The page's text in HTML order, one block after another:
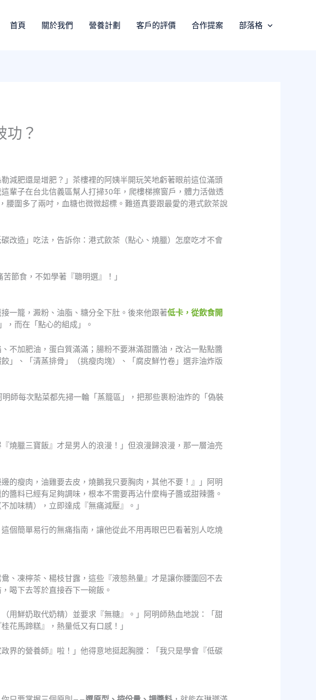
首頁 關於我們 營養計劃 客戶的評價 合作提案 部落格
？
減肥還是增肥？」茶樓裡的阿姨半開玩笑地虧著眼前這位滿頭
輩子在台北信義區幫人打掃30年，爬樓梯擦窗戶，體力活做透
圍多了兩吋，血糖也微微超標。難道真要跟最愛的港式飲茶說
改造」吃法，告訴你：港式飲茶（點心、燒臘）怎麼吃才不會
節食，不如學著『聰明選』！」
一籠，澱粉、油脂、糖分全下肚。後來他跟著低卡，從飲食開
而在「點心的組成」。
不加肥油，蛋白質滿滿；腸粉不要淋滿甜醬油，改沾一點點醬
」、「清蒸排骨」（挑瘦肉塊）、「腐皮鮮竹卷」選非油炸版
師每次點菜都先掃一輪「蒸籠區」，把那些裹粉油炸的「偽裝
燒臘三寶飯』才是男人的浪漫！」但浪漫歸浪漫，那一層油亮
的瘦肉，油雞要去皮，燒鵝我只要胸肉，其他不要！』」阿明
醬料已經有足夠調味，根本不需要再沾什麼梅子醬或甜辣醬。
加味精），立即達成『無痛減壓』。」
個簡單易行的無痛指南，讓他從此不用再眼巴巴看著別人吃燒
、凍檸茶、楊枝甘露，這些『液態熱量』才是讓你腰圍回不去
喝下去等於直接吞下一碗飯。
用鮮奶取代奶精）並要求『無糖』。」阿明師熱血地說：「甜
花馬蹄糕』，熱量低又有口感！」
界的營養師』啦！」他得意地挺起胸膛：「我只是學會『低碳